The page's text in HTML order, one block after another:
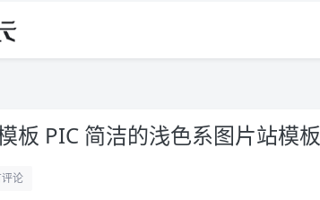
板 PIC 简洁的浅色系图片站模板
论